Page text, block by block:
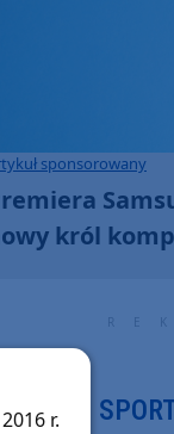
sponsorowany
król
r.